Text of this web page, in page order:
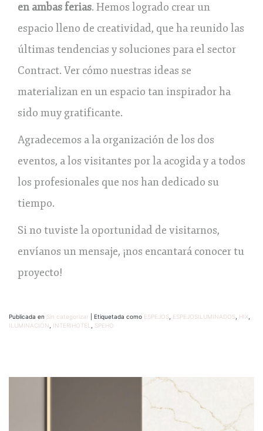
en ambas ferias. Hemos logrado crear un
espacio lleno de creatividad, que ha reunido las
últimas tendencias y soluciones para el sector
Contract. Ver cómo nuestras ideas se
materializan en un espacio tan inspirador ha
sido muy gratificante.
Agradecemos a la organización de los dos
eventos, a los visitantes por la acogida y a todos
los profesionales que nos han dedicado su
tiempo.
Si no tuviste la oportunidad de visitarnos,
envíanos un mensaje, ¡nos encantará conocer tu
proyecto!
Publicada en Sin categorizar Etiquetada como ESPEJOS, ESPEJOSILUMINADOS, HIX,
ILUMINACIÓN , INTERIHOTEL, SPEHO